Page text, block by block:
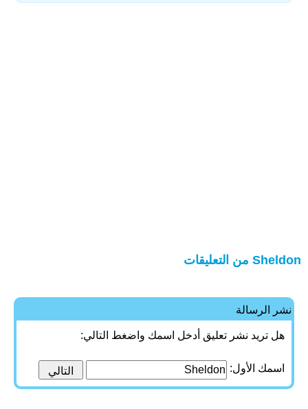
Sheldon من التعليقات
نشر الرسالة
هل تريد نشر تعليق أدخل اسمك واضغط التالي:
اسمك الأول: